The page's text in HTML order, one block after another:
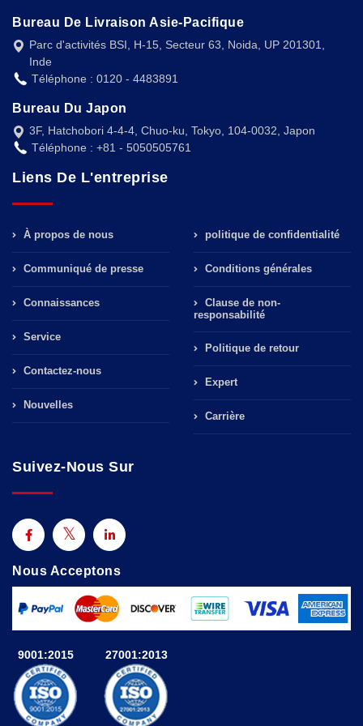
Bureau De Livraison Asie-Pacifique
Parc d'activités BSI, H-15, Secteur 63, Noida, UP 201301,
Inde
Téléphone : 0120 - 4483891
Bureau Du Japon
3F, Hatchobori 4-4-4, Chuo-ku, Tokyo, 104-0032, Japon
Téléphone : +81 - 5050505761
Liens De L'entreprise
À propos de nous
Communiqué de presse
Connaissances
Service
Contactez-nous
Nouvelles
politique de confidentialité
Conditions générales
Clause de non-
responsabilité
Politique de retour
Expert
Carrière
Suivez-Nous Sur
Nous Acceptons
9001:2015 27001:2013